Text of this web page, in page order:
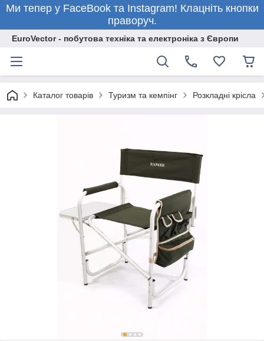
Ми тепер у FaceBook та Instagram! Клацніть кнопки
праворуч.
EuroVector - побутова техніка та електроніка з Європи
Каталог товарів Туризм та кемпінг Розкладні крісла